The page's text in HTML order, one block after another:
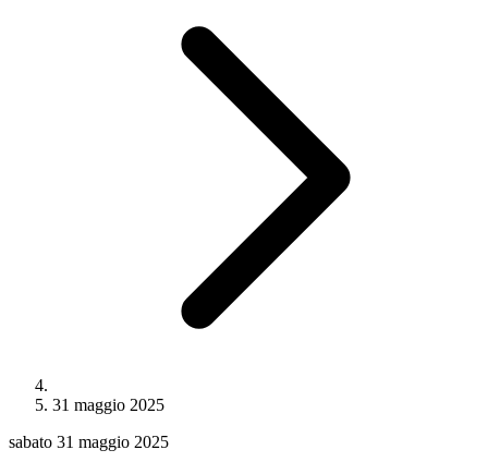
31 maggio 2025
sabato 31 maggio 2025